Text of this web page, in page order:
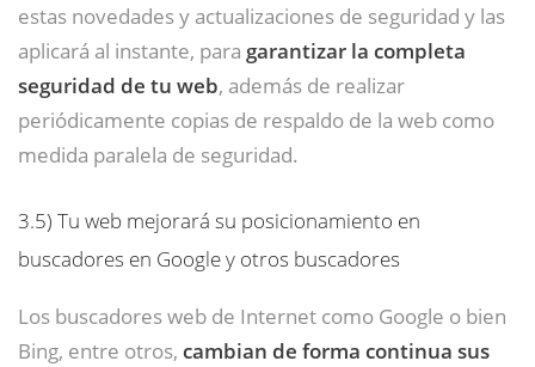
estas novedades y actualizaciones de seguridad y las
aplicará al instante, para garantizar la completa
seguridad de tu web, además de realizar
periódicamente copias de respaldo de la web como
medida paralela de seguridad.
3.5) Tu web mejorará su posicionamiento en
buscadores en Google y otros buscadores
Los buscadores web de Internet como Google o bien
Bing, entre otros, cambian de forma continua sus